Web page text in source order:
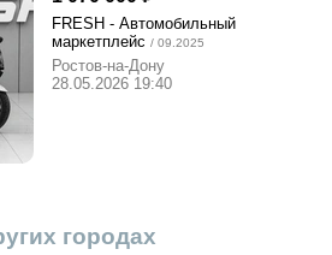
FRESH - Автомобильный
маркетплейс / 09.2025
Ростов-на-Дону
28.05.2026 19:40
городах